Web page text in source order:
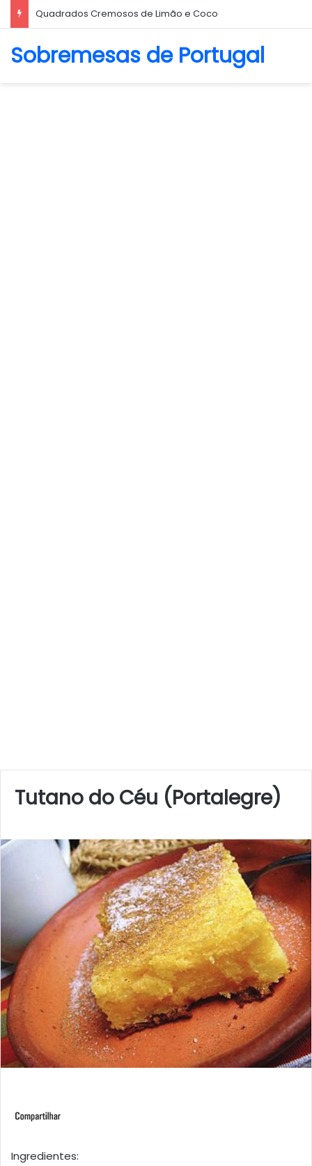
Biscoito Amanteigado
Sobremesas de Portugal
Tutano do Céu (Portalegre)
Ingredientes: